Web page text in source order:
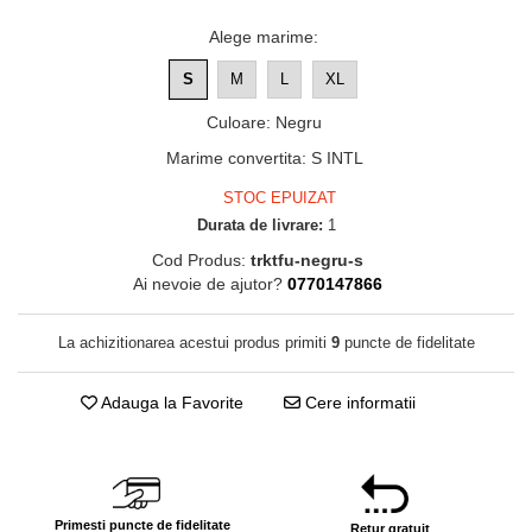
Alege marime:
S M L XL
Culoare: Negru
Marime convertita: S INTL
STOC EPUIZAT
Durata de livrare: 1
Cod Produs: trktfu-negru-s
Ai nevoie de ajutor? 0770147866
La achizitionarea acestui produs primiti 9puncte de fidelitate
Adauga la Favorite Cere informatii
Primesti puncte de fidelitate Retur gratuit